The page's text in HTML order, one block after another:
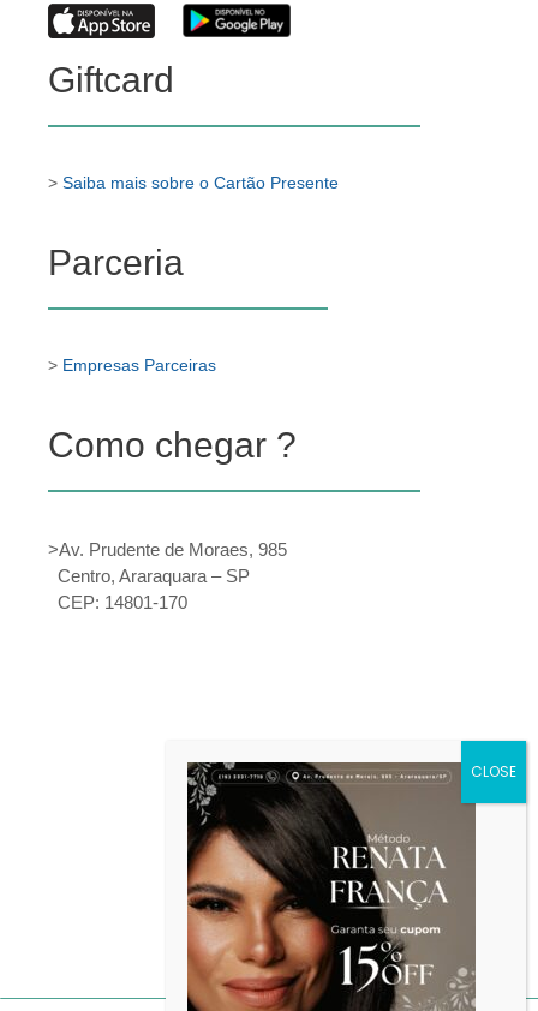
Giftcard
> Saiba mais sobre o Cartão Presente
Parceria
> Empresas Parceiras
Como chegar ?
>Av. Prudente de Moraes, 985
Centro, Araraquara – SP
CEP: 14801-170